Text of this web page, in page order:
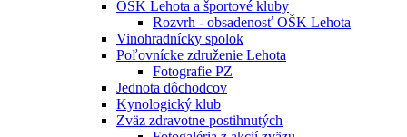
OŠK Lehota a športové kluby
Rozvrh - obsadenosť OŠK Lehota
Vinohradnícky spolok
Poľovnícke združenie Lehota
Fotografie PZ
Jednota dôchodcov
Kynologický klub
Zväz zdravotne postihnutých